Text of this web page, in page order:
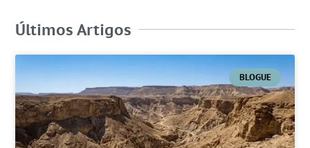
Últimos Artigos
BLOGUE